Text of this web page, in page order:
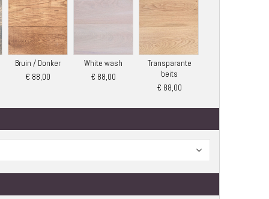
Bruin / Donker
€ 88,00
White wash
€ 88,00
Transparante
beits
€ 88,00